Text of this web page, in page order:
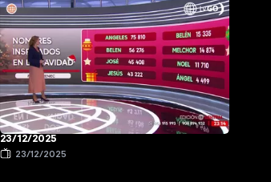
23/12/2025
23/12/2025